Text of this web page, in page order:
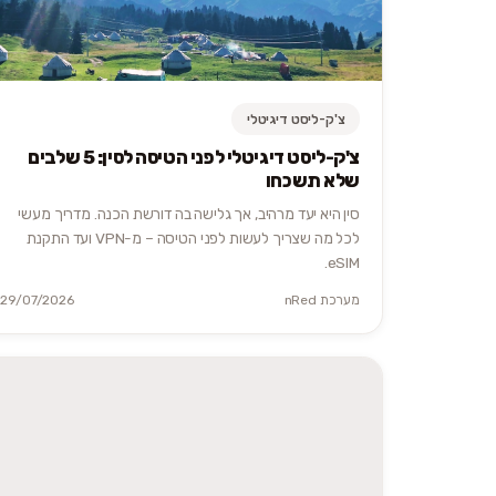
צ'ק-ליסט דיגיטלי
צ'ק-ליסט דיגיטלי לפני הטיסה לסין: 5 שלבים
שלא תשכחו
סין היא יעד מרהיב, אך גלישה בה דורשת הכנה. מדריך מעשי
לכל מה שצריך לעשות לפני הטיסה – מ-VPN ועד התקנת
eSIM.
מערכת nRed 29/07/2026